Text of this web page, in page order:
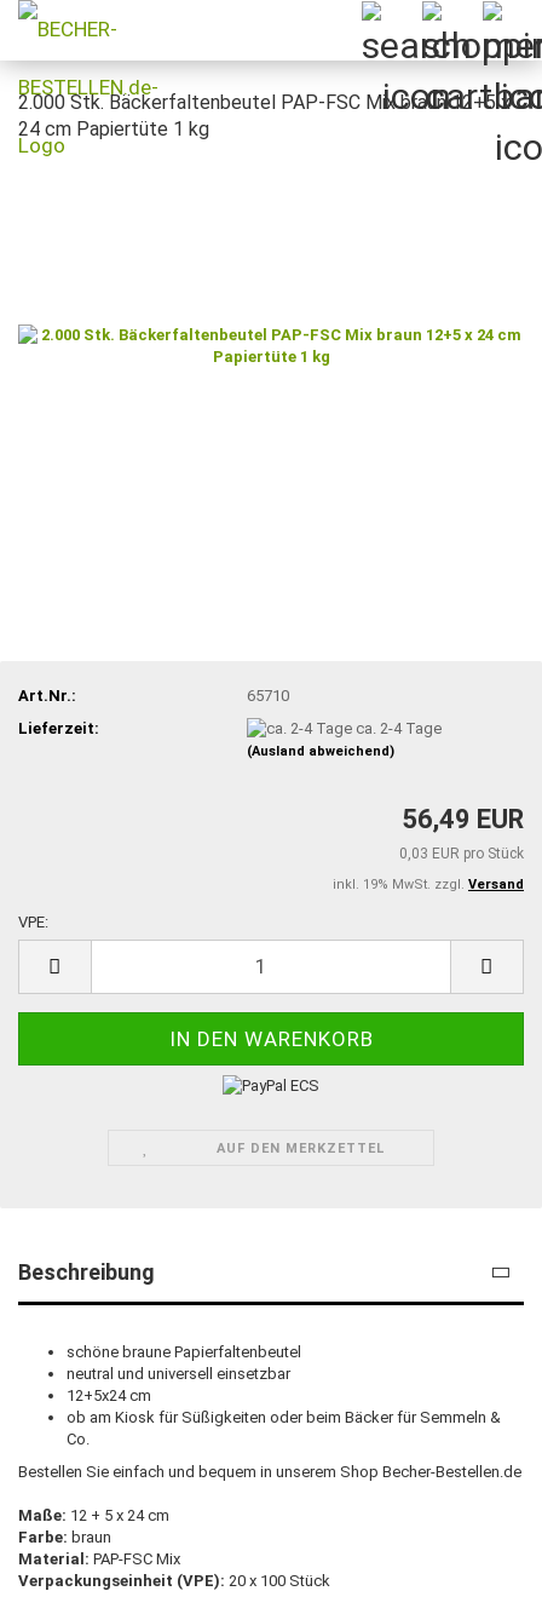
2.000 Stk. Bäckerfaltenbeutel PAP-FSC Mix braun 12+5 x
24 cm Papiertüte 1 kg
Art.Nr.:
65710
Lieferzeit:
ca. 2-4 Tage
(Ausland abweichend)
56,49 EUR
0,03 EUR pro Stück
inkl. 19% MwSt. zzgl. Versand
VPE:
AUF DEN MERKZETTEL
Beschreibung
schöne braune Papierfaltenbeutel
neutral und universell einsetzbar
12+5x24 cm
ob am Kiosk für Süßigkeiten oder beim Bäcker für Semmeln &
Co.
Bestellen Sie einfach und bequem in unserem Shop Becher-Bestellen.de
Maße: 12 + 5 x 24 cm
Farbe: braun
Material: PAP-FSC Mix
Verpackungseinheit (VPE): 20 x 100 Stück